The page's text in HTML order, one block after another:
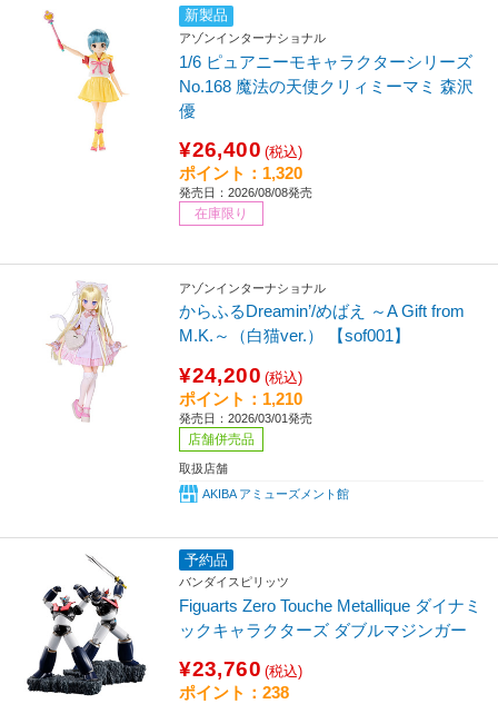
新製品
アゾンインターナショナル
1/6 ピュアニーモキャラクターシリーズ
No.168 魔法の天使クリィミーマミ 森沢
優
¥26,400 (税込)
ポイント：1,320
発売日：2026/08/08発売
在庫限り
アゾンインターナショナル
からふるDreamin’/めばえ ～A Gift from
M.K.～（白猫ver.） 【sof001】
¥24,200 (税込)
ポイント：1,210
発売日：2026/03/01発売
店舗併売品
取扱店舗
AKIBA アミューズメント館
予約品
バンダイスピリッツ
Figuarts Zero Touche Metallique ダイナミ
ックキャラクターズ ダブルマジンガー
¥23,760 (税込)
ポイント：238